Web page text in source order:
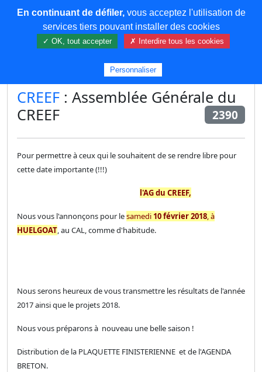
COREMA
CREEF : Assemblée Générale du
CREEF
2390
Pour permettre à ceux qui le souhaitent de se rendre libre pour
cette date importante (!!!)
l'AG du CREEF,
Nous vous l'annonçons pour lesamedi 10 février 2018,à
HUELGOAT, au CAL, comme d'habitude.
Nous serons heureux de vous transmettre les résultats de l'année
2017 ainsi que le projets 2018.
Nous vous préparons à nouveau une belle saison !
Distribution de la PLAQUETTE FINISTERIENNE et de l'AGENDA
BRETON.
En continuant de défiler,vous acceptez l'utilisation de
services tiers pouvant installer des cookies
✓ OK, tout accepter ✗ Interdire tous les cookies
Personnaliser